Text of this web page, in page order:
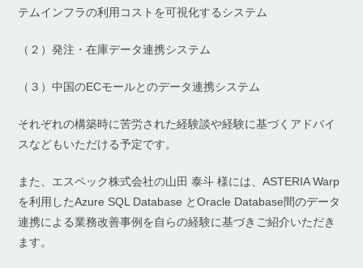
テムインフラの利用コストを可視化するシステム
（２）発注・在庫データ連携システム
（３）中国のECモールとのデータ連携システム
それぞれの構築時に苦労された経験談や経験に基づくアドバイ
スなどもいただける予定です。
また、エスペック株式会社の山田 泰斗 様には、ASTERIA Warp
を利用したAzure SQL Database とOracle Database間のデータ
連携による業務改善事例を自らの経験に基づきご紹介いただき
ます。